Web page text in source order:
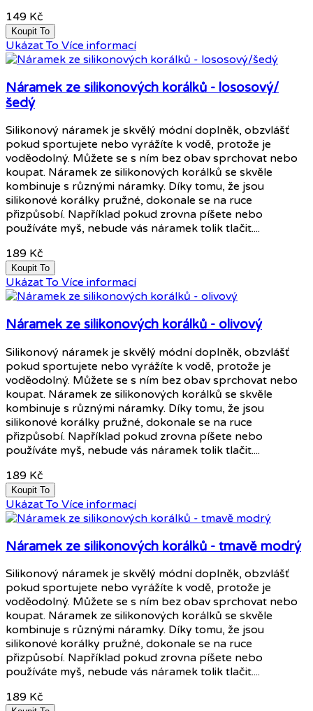
149 Kč
Koupit To
Ukázat To Více informací
Náramek ze silikonových korálků - lososový/
šedý
Silikonový náramek je skvělý módní doplněk, obzvlášť
pokud sportujete nebo vyrážíte k vodě, protože je
voděodolný. Můžete se s ním bez obav sprchovat nebo
koupat. Náramek ze silikonových korálků se skvěle
kombinuje s různými náramky. Díky tomu, že jsou
silikonové korálky pružné, dokonale se na ruce
přizpůsobí. Například pokud zrovna píšete nebo
používáte myš, nebude vás náramek tolik tlačit....
189 Kč
Koupit To
Ukázat To Více informací
Náramek ze silikonových korálků - olivový
Silikonový náramek je skvělý módní doplněk, obzvlášť
pokud sportujete nebo vyrážíte k vodě, protože je
voděodolný. Můžete se s ním bez obav sprchovat nebo
koupat. Náramek ze silikonových korálků se skvěle
kombinuje s různými náramky. Díky tomu, že jsou
silikonové korálky pružné, dokonale se na ruce
přizpůsobí. Například pokud zrovna píšete nebo
používáte myš, nebude vás náramek tolik tlačit....
189 Kč
Koupit To
Ukázat To Více informací
Náramek ze silikonových korálků - tmavě modrý
Silikonový náramek je skvělý módní doplněk, obzvlášť
pokud sportujete nebo vyrážíte k vodě, protože je
voděodolný. Můžete se s ním bez obav sprchovat nebo
koupat. Náramek ze silikonových korálků se skvěle
kombinuje s různými náramky. Díky tomu, že jsou
silikonové korálky pružné, dokonale se na ruce
přizpůsobí. Například pokud zrovna píšete nebo
používáte myš, nebude vás náramek tolik tlačit....
189 Kč